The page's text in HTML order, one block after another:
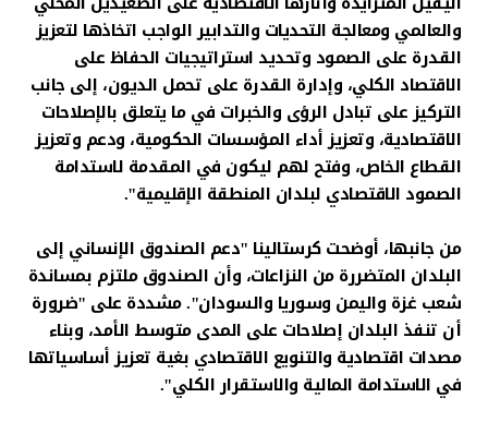
والعالمي ومعالجة التحديات والتدابير الواجب اتخاذها لتعزيز
القدرة على الصمود وتحديد استراتيجيات الحفاظ على
الاقتصاد الكلي، وإدارة القدرة على تحمل الديون، إلى جانب
التركيز على تبادل الرؤى والخبرات في ما يتعلق بالإصلاحات
الاقتصادية، وتعزيز أداء المؤسسات الحكومية، ودعم وتعزيز
القطاع الخاص، وفتح لهم ليكون في المقدمة لاستدامة
الصمود الاقتصادي لبلدان المنطقة الإقليمية".
من جانبها، أوضحت كرستالينا "دعم الصندوق الإنساني إلى
البلدان المتضررة من النزاعات، وأن الصندوق ملتزم بمساندة
شعب غزة واليمن وسوريا والسودان". مشددة على "ضرورة
أن تنفذ البلدان إصلاحات على المدى متوسط الأمد، وبناء
مصدات اقتصادية والتنويع الاقتصادي بغية تعزيز أساسياتها
في الاستدامة المالية والاستقرار الكلي".